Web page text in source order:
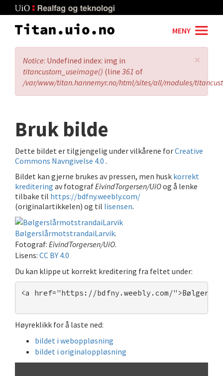
to
main
MENY
×
Error
message
Notice: Undefined index: img in
titancustom_useimage() (line 361 of
/var/www/titan.hannemyr.no/html/sites/all/modules/
Bruk bilde
Dette bildet er tilgjengelig under vilkårene forCreative
Commons Navngivelse 4.0 .
Bildet kan gjerne brukes av pressen, men husk korrekt
kreditering av fotografEivindTorgersen/UiOog å lenke
tilbake til https://bdfny.weebly.com/
(originalartikkelen) og til lisensen.
BølgerslårmotstrandaiLarvik.
Fotograf: EivindTorgersen/UiO.
Lisens: CC BY 4.0
Du kan klippe ut korrekt kreditering fra feltet under:
<a href="https://bdfny.weebly.com/
Høyreklikk for å laste ned:
bildet i weboppløsning
bildet i originaloppløsning